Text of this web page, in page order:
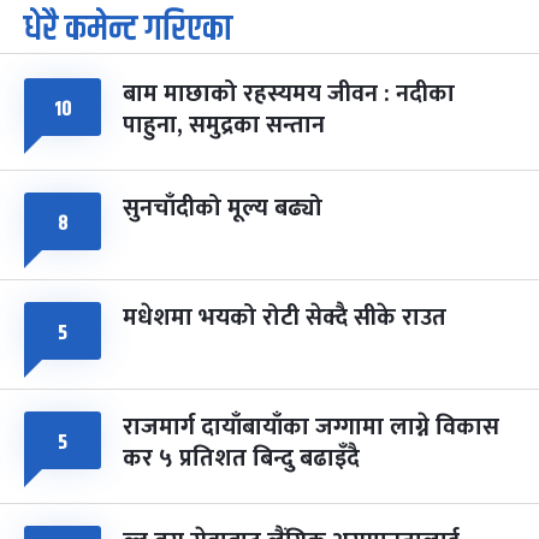
७ पूर्णिमा व्रत
चैत्र ७, २०८३-Mar 21, 2027
८
सोम
फागुपूर्णिमा
चैत्र ८, २०८३-Mar 22, 2027
७ महिना बाँकी
धेरै कमेन्ट गरिएका
१० बाम माछाको रहस्यमय जीवन : नदीका
पाहुना, समुद्रका सन्तान
८ सुनचाँदीको मूल्य बढ्यो
५ मधेशमा भयको रोटी सेक्दै सीके राउत
५ राजमार्ग दायाँबायाँका जग्गामा लाग्ने विकास
कर ५ प्रतिशत बिन्दु बढाइँदै